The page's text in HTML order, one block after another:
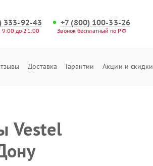
333-92-43
9:00 до 21:00
+7 (800) 100-33-26
Звонок бесплатный по РФ
Доставка Гарантии Акции и скидки
Vestel